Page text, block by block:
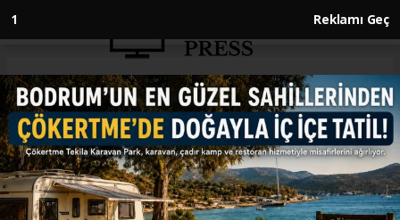
1 Reklamı Geç
Anasayfa ENGLISH
President Erdogan receives
delegation of Catholic bishops
in Türkiye
ENGLISH